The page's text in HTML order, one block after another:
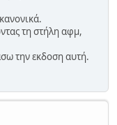
τη στήλη αφμ,
την εκδοση αυτή.